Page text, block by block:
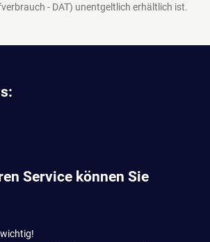
- DAT) unentgeltlich erhältlich ist.
Service können Sie